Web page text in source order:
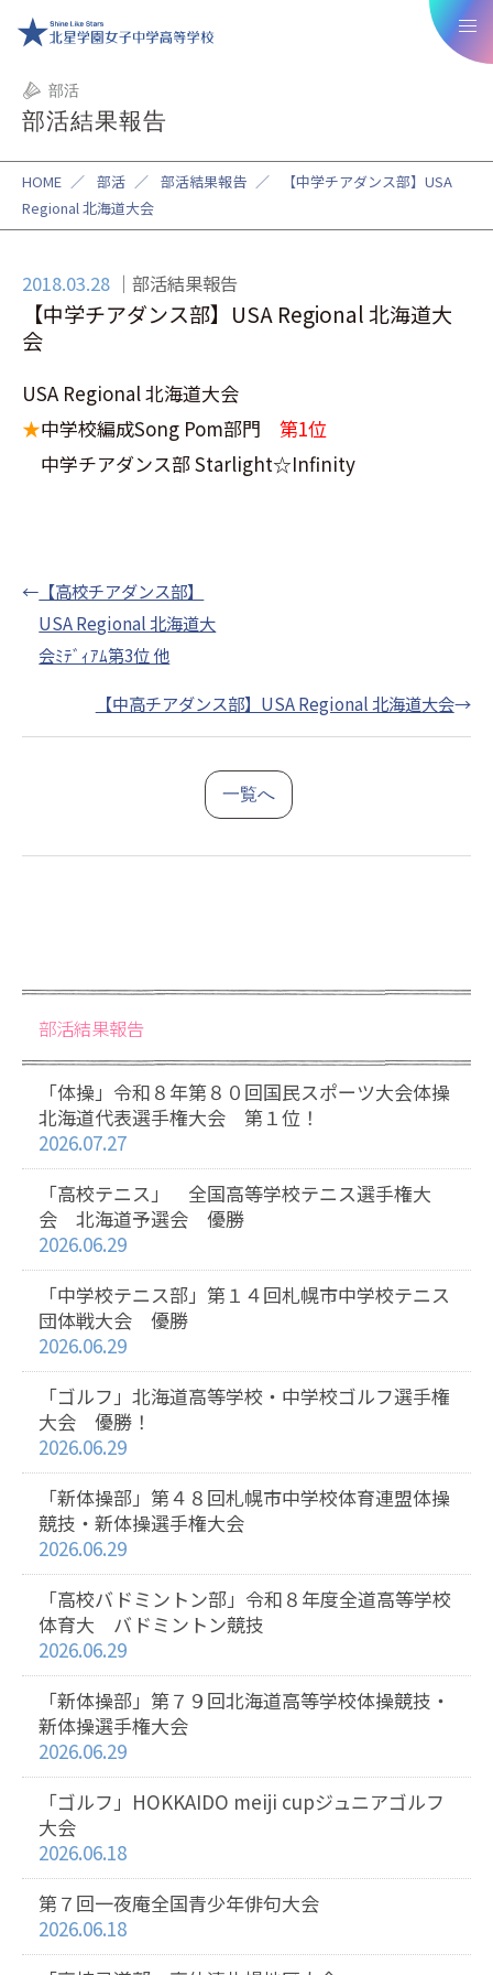
部活
部活結果報告
HOME ／ 部活 ／ 部活結果報告 ／
【中学チアダンス部】USA
Regional 北海道大会
2018.03.28 部活結果報告
【中学チアダンス部】USA Regional 北海道大
会
USA Regional 北海道大会
★中学校編成Song Pom部門 第1位
中学チアダンス部 Starlight☆Infinity
← 【高校チアダンス部】
USA Regional 北海道大
会ﾐﾃﾞｨｱﾑ第3位 他
【中高チアダンス部】USA Regional 北海道大会→
一覧へ
部活結果報告
「体操」令和８年第８０回国民スポーツ大会体操
北海道代表選手権大会 第１位！
2026.07.27
「高校テニス」 全国高等学校テニス選手権大
会 北海道予選会 優勝
2026.06.29
「中学校テニス部」第１４回札幌市中学校テニス
団体戦大会 優勝
2026.06.29
「ゴルフ」北海道高等学校・中学校ゴルフ選手権
大会 優勝！
2026.06.29
「新体操部」第４８回札幌市中学校体育連盟体操
競技・新体操選手権大会
2026.06.29
「高校バドミントン部」令和８年度全道高等学校
体育大 バドミントン競技
2026.06.29
「新体操部」第７９回北海道高等学校体操競技・
新体操選手権大会
2026.06.29
「ゴルフ」HOKKAIDO meiji cupジュニアゴルフ
大会
2026.06.18
第７回一夜庵全国青少年俳句大会
2026.06.18